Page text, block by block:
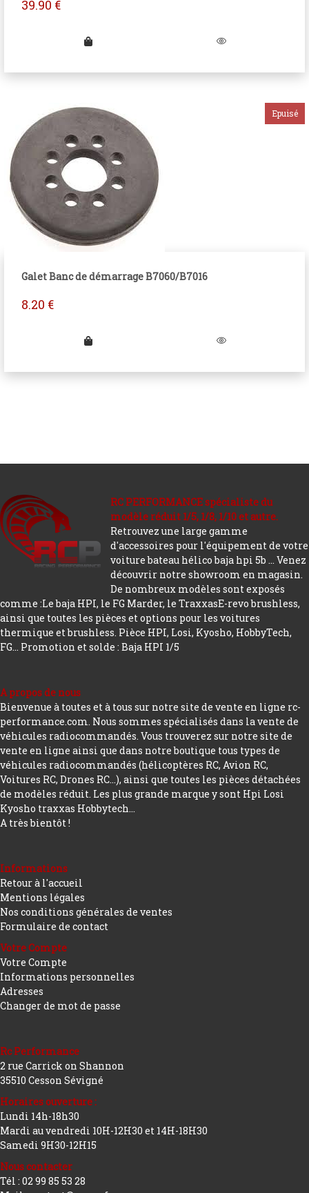
39.90 €
Galet Banc de démarrage B7060/B7016
8.20 €
RC PERFORMANCE spécialiste du
modèle réduit 1/5, 1/8, 1/10 et autre.
Retrouvez une large gamme
d'accessoires pour l'équipement de votre
voiture bateau hélico baja hpi 5b ... Venez
découvrir notre showroom en magasin.
De nombreux modèles sont exposés
comme :Le baja HPI, le FG Marder, le TraxxasE-revo brushless,
ainsi que toutes les pièces et options pour les voitures
thermique et brushless. Pièce HPI, Losi, Kyosho, HobbyTech,
FG... Promotion et solde : Baja HPI 1/5
A propos de nous
Bienvenue à toutes et à tous sur notre site de vente en ligne rc-
performance.com. Nous sommes spécialisés dans la vente de
véhicules radiocommandés. Vous trouverez sur notre site de
vente en ligne ainsi que dans notre boutique tous types de
véhicules radiocommandés (hélicoptères RC, Avion RC,
Voitures RC, Drones RC…), ainsi que toutes les pièces détachées
de modèles réduit. Les plus grande marque y sont Hpi Losi
Kyosho traxxas Hobbytech...
A très bientôt !
Informations
Retour à l'accueil
Mentions légales
Nos conditions générales de ventes
Formulaire de contact
Votre Compte
Votre Compte
Informations personnelles
Adresses
Changer de mot de passe
Rc Performance
2 rue Carrick on Shannon
35510 Cesson Sévigné
Horaires ouverture :
Lundi 14h-18h30
Mardi au vendredi 10H-12H30 et 14H-18H30
Samedi 9H30-12H15
Nous contacter
Tél : 02 99 85 53 28